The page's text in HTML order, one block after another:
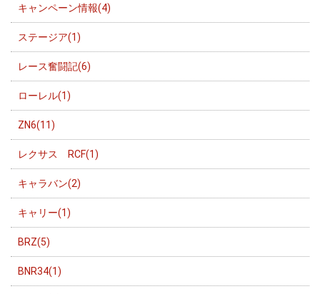
キャンペーン情報(4)
ステージア(1)
レース奮闘記(6)
ローレル(1)
ZN6(11)
レクサス RCF(1)
キャラバン(2)
キャリー(1)
BRZ(5)
BNR34(1)